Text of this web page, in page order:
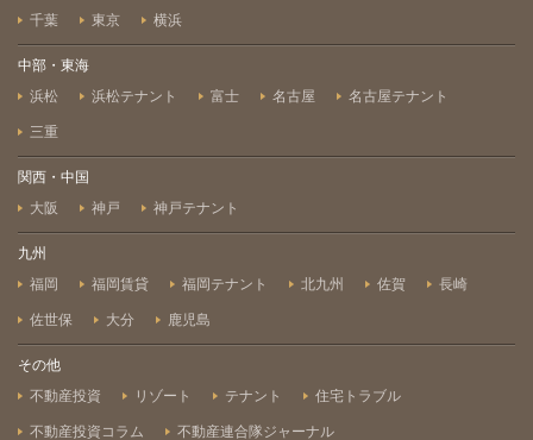
千葉
東京 横浜
中部・東海
浜松
浜松テナント 富士 名古屋 名古屋テナント
三重
関西・中国
大阪
神戸 神戸テナント
九州
福岡
福岡賃貸 福岡テナント 北九州 佐賀 長崎
佐世保 大分 鹿児島
その他
不動産投資
リゾート テナント 住宅トラブル
不動産投資コラム 不動産連合隊ジャーナル